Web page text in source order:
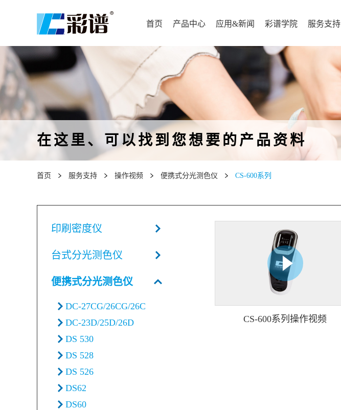
首页 产品中心 应用&新闻 彩谱学院 服务支持
在这里、可以找到您想要的产品资料
首页 服务支持 操作视频 便携式分光测色仪 CS-600系列
印刷密度仪
台式分光测色仪
便携式分光测色仪
DC-27CG/26CG/26C
DC-23D/25D/26D
DS 530
DS 528
DS 526
DS62
DS60
CS-600系列操作视频